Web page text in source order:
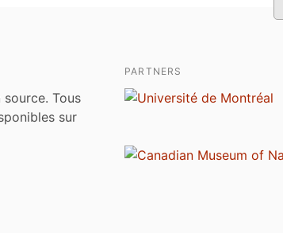
Tous
sur
PARTNERS